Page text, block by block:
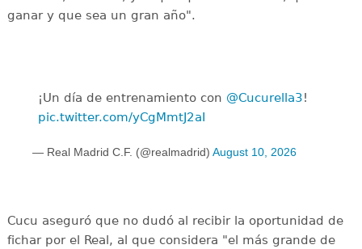
ganar y que sea un gran año".
¡Un día de entrenamiento con @Cucurella3!
pic.twitter.com/yCgMmtJ2aI
— Real Madrid C.F. (@realmadrid) August 10, 2026
Cucu aseguró que no dudó al recibir la oportunidad de
fichar por el Real, al que considera "el más grande de